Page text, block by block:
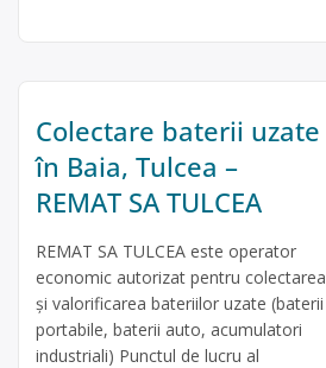
Colectare baterii uzate
în Baia, Tulcea –
REMAT SA TULCEA
REMAT SA TULCEA este operator
economic autorizat pentru colectarea
și valorificarea bateriilor uzate (baterii
portabile, baterii auto, acumulatori
industriali) Punctul de lucru al